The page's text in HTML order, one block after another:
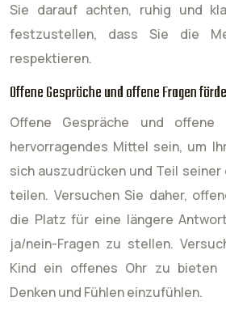
Sie darauf achten, ruhig und
festzustellen, dass Sie die
respektieren.
Offene Gespräche und offene Fragen
Offene Gespräche und offene
hervorragendes Mittel sein, um
sich auszudrücken und Teil
teilen. Versuchen Sie daher,
die Platz für eine längere
ja/nein-Fragen zu stellen.
Kind ein offenes Ohr zu bieten
Denken und Fühlen einzufühlen.